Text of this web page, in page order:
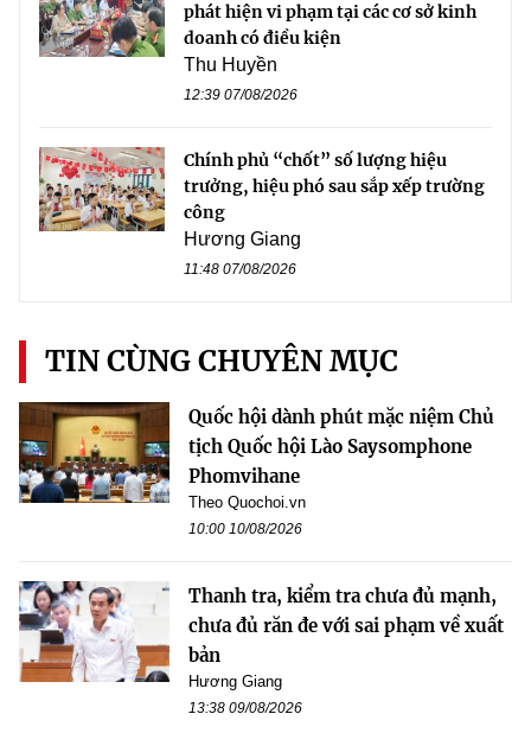
phát hiện vi phạm tại các cơ sở kinh
doanh có điều kiện
Thu Huyền
12:39 07/08/2026
Chính phủ “chốt” số lượng hiệu
trưởng, hiệu phó sau sắp xếp trường
công
Hương Giang
11:48 07/08/2026
TIN CÙNG CHUYÊN MỤC
Quốc hội dành phút mặc niệm Chủ
tịch Quốc hội Lào Saysomphone
Phomvihane
Theo Quochoi.vn
10:00 10/08/2026
Thanh tra, kiểm tra chưa đủ mạnh,
chưa đủ răn đe với sai phạm về xuất
bản
Hương Giang
13:38 09/08/2026